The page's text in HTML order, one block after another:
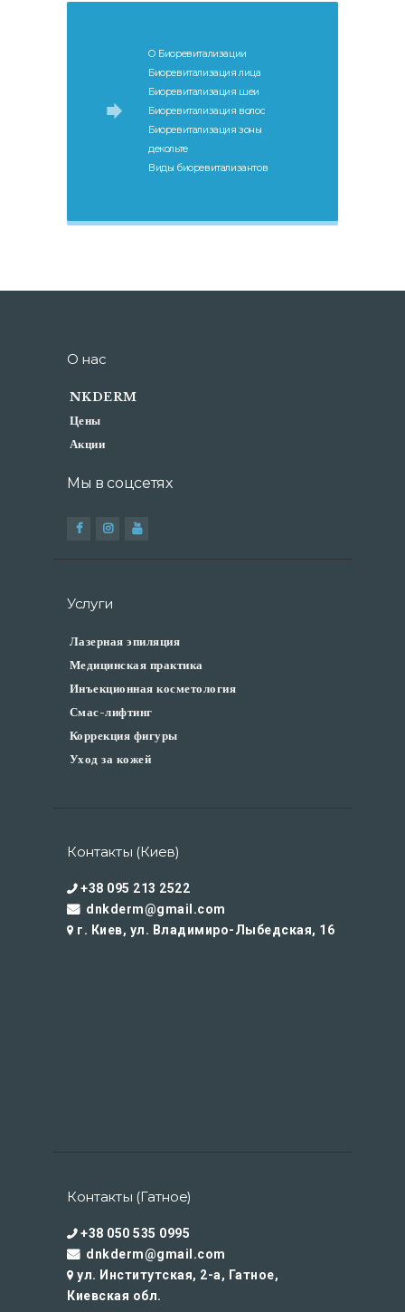
О Биоревитализации
Биоревитализация лица
Биоревитализация шеи
Биоревитализация волос
Биоревитализация зоны
декольте
Виды биоревитализантов
О нас
NKDERM
Цены
Акции
Мы в соцсетях
Услуги
Лазерная эпиляция
Медицинская практика
Инъекционная косметология
Смас-лифтинг
Коррекция фигуры
Уход за кожей
Контакты (Киев)
+38 095 213 2522
dnkderm@gmail.com
г. Киев, ул. Владимиро-Лыбедская, 16
Контакты (Гатное)
+38 050 535 0995
dnkderm@gmail.com
ул. Институтская, 2-а, Гатное,
Киевская обл.